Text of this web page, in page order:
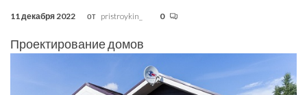
11 декабря 2022 от pristroykin_ 0
Проектирование домов